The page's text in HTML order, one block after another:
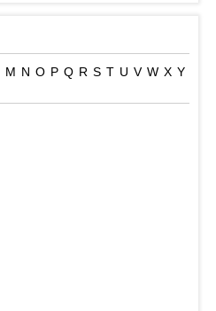
M N O P Q R S T U V W X Y